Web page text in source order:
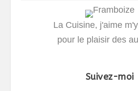
La Cuisine, j'aime
pour le plaisir des
Suivez-moi